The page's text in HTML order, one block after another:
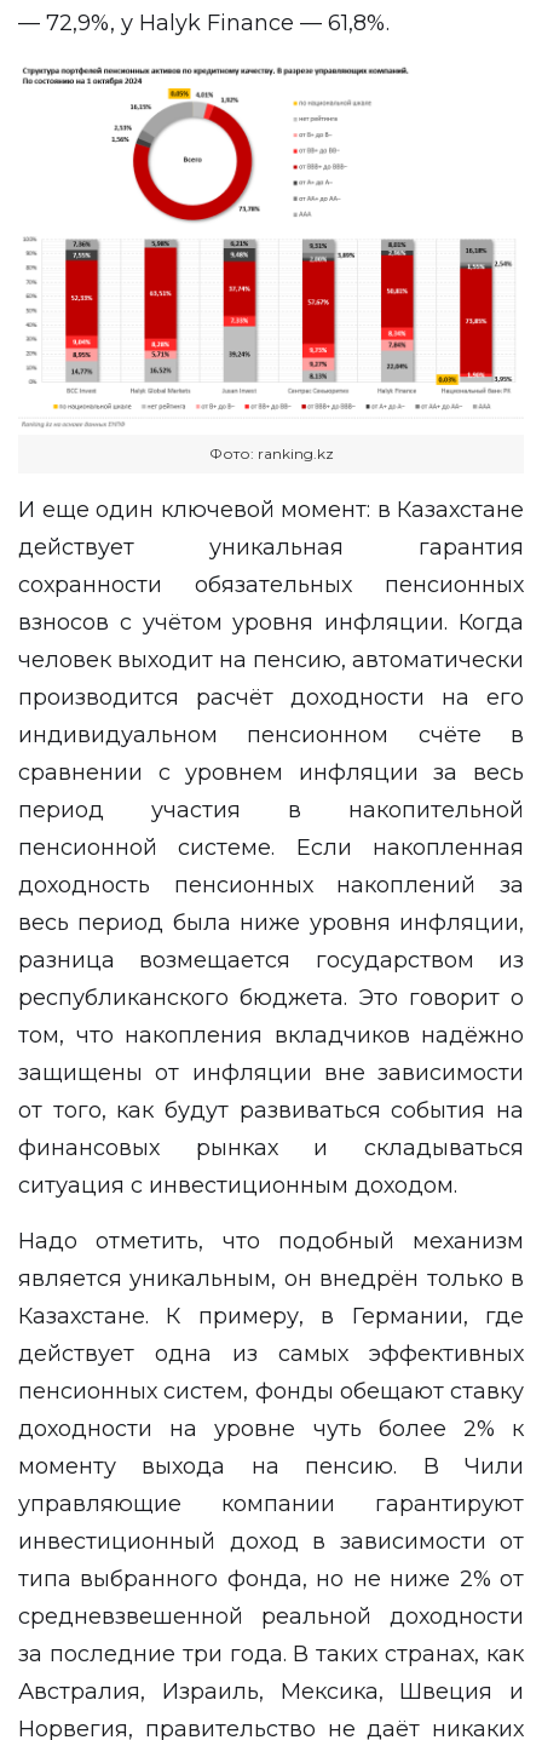
— 72,9%, у Halyk Finance — 61,8%.
Фото: ranking.kz
И еще один ключевой момент: в Казахстане
действует уникальная гарантия
сохранности обязательных пенсионных
взносов с учётом уровня инфляции. Когда
человек выходит на пенсию, автоматически
производится расчёт доходности на его
индивидуальном пенсионном счёте в
сравнении с уровнем инфляции за весь
период участия в накопительной
пенсионной системе. Если накопленная
доходность пенсионных накоплений за
весь период была ниже уровня инфляции,
разница возмещается государством из
республиканского бюджета. Это говорит о
том, что накопления вкладчиков надёжно
защищены от инфляции вне зависимости
от того, как будут развиваться события на
финансовых рынках и складываться
ситуация с инвестиционным доходом.
Надо отметить, что подобный механизм
является уникальным, он внедрён только в
Казахстане. К примеру, в Германии, где
действует одна из самых эффективных
пенсионных систем, фонды обещают ставку
доходности на уровне чуть более 2% к
моменту выхода на пенсию. В Чили
управляющие компании гарантируют
инвестиционный доход в зависимости от
типа выбранного фонда, но не ниже 2% от
средневзвешенной реальной доходности
за последние три года. В таких странах, как
Австралия, Израиль, Мексика, Швеция и
Норвегия, правительство не даёт никаких